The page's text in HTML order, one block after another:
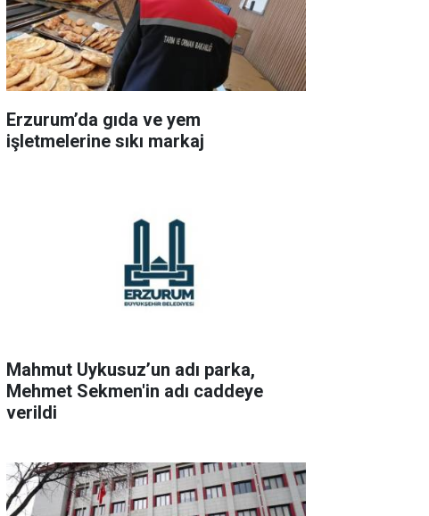
Erzurum’da gıda ve yem
işletmelerine sıkı markaj
Mahmut Uykusuz’un adı parka,
Mehmet Sekmen'in adı caddeye
verildi